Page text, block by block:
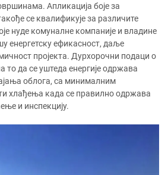
Апликација боје за
се квалификује за различите
нуде комуналне компаније и владине
енергетску ефикасност, даље
пројекта. Дурхорочни подаци о
то да се уштеда енергије одржава
облога, са минималним
хлађења када се правилно одржава
и инспекцију.